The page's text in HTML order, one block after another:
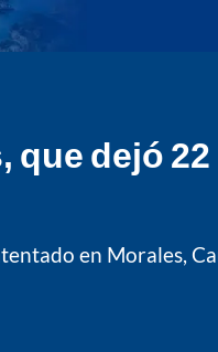
que dejó 22
en Morales,